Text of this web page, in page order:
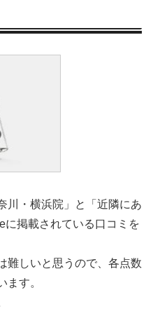
川・横浜院」と「近隣にあ
に掲載されている口コミを
難しいと思うので、各点数
ます。